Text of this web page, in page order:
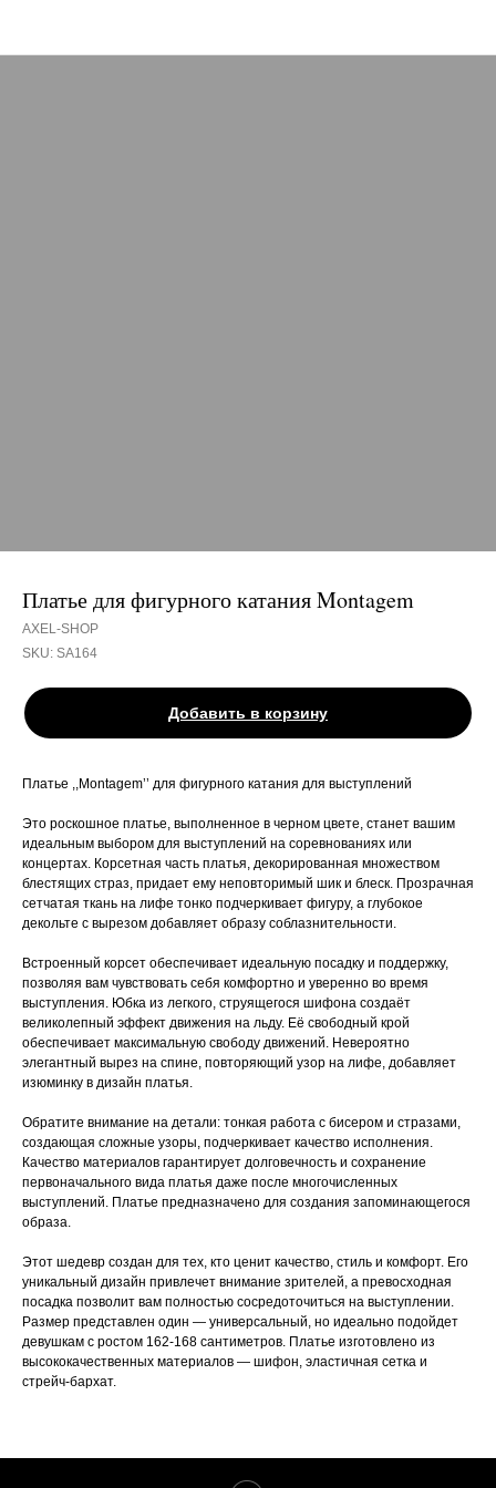
Платье для фигурного катания Montagem
AXEL-SHOP
SKU: SA164
Добавить в корзину
Платье ,,Montagem’’ для фигурного катания для выступлений
Это роскошное платье, выполненное в черном цвете, станет вашим
идеальным выбором для выступлений на соревнованиях или
концертах. Корсетная часть платья, декорированная множеством
блестящих страз, придает ему неповторимый шик и блеск. Прозрачная
сетчатая ткань на лифе тонко подчеркивает фигуру, а глубокое
декольте с вырезом добавляет образу соблазнительности.
Встроенный корсет обеспечивает идеальную посадку и поддержку,
позволяя вам чувствовать себя комфортно и уверенно во время
выступления. Юбка из легкого, струящегося шифона создаёт
великолепный эффект движения на льду. Её свободный крой
обеспечивает максимальную свободу движений. Невероятно
элегантный вырез на спине, повторяющий узор на лифе, добавляет
изюминку в дизайн платья.
Обратите внимание на детали: тонкая работа с бисером и стразами,
создающая сложные узоры, подчеркивает качество исполнения.
Качество материалов гарантирует долговечность и сохранение
первоначального вида платья даже после многочисленных
выступлений. Платье предназначено для создания запоминающегося
образа.
Этот шедевр создан для тех, кто ценит качество, стиль и комфорт. Его
уникальный дизайн привлечет внимание зрителей, а превосходная
посадка позволит вам полностью сосредоточиться на выступлении.
Размер представлен один — универсальный, но идеально подойдет
девушкам с ростом 162-168 сантиметров. Платье изготовлено из
высококачественных материалов — шифон, эластичная сетка и
стрейч-бархат.